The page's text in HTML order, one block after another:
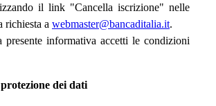
il link "Cancella iscrizione" nelle
richiesta a webmaster@bancaditalia.it.
informativa accetti le condizioni
dei dati